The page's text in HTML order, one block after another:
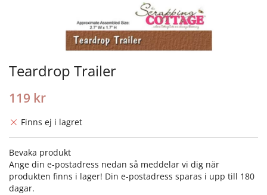
Teardrop Trailer
119 kr
Finns ej i lagret
Bevaka produkt
Ange din e-postadress nedan så meddelar vi dig när
produkten finns i lager! Din e-postadress sparas i upp till 180
dagar.